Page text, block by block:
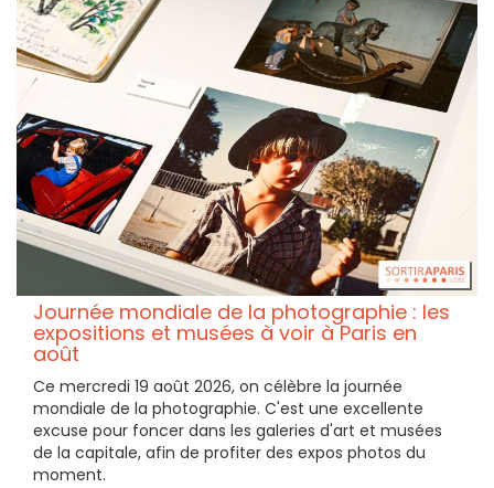
Journée mondiale de la photographie : les
expositions et musées à voir à Paris en
août
Ce mercredi 19 août 2026, on célèbre la journée
mondiale de la photographie. C'est une excellente
excuse pour foncer dans les galeries d'art et musées
de la capitale, afin de profiter des expos photos du
moment.